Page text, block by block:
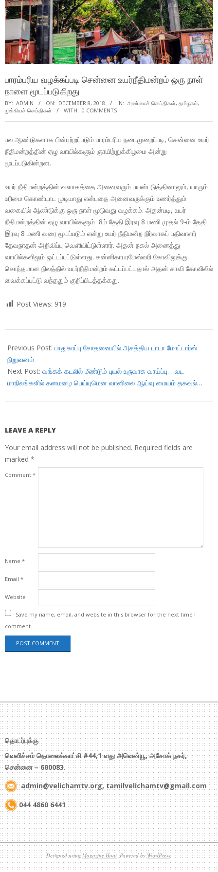
பாரம்பரிய வழக்கப்படி சென்னை உயர்நீதிமன்றம் ஒரு நாள்
நாளை மூடப்படுகிறது
BY: ADMIN ON: DECEMBER 8, 2018 IN: அண்மைச் செய்திகள், தமிழகம்,
முக்கியச் செய்திகள்
WITH: 0 COMMENTS
பல ஆண்டுகளாக பின்பற்றப்படும் பாரம்பரிய நடைமுறைப்படி, சென்னை உயர்
நீதிமன்றத்தின் ஏழு வாயில்களும் ஞாயிற்றுக்கிழமை அன்று
மூடப்படுகின்றன.
உயர் நீதிமன்றத்தின் வளாகத்தை அனைவரும் பயன்படுத்தினாலும், யாரும்
உரிமை கொண்டாட முடியாது என்பதை அனைவருக்கும் உணர்த்தும்
வகையில் ஆண்டுக்கு ஒரு நாள் மூடுவது வழக்கம். அதன்படி, உயர்
நீதிமன்றத்தின் ஏழு வாயில்களும் 8ம் தேதி இரவு 8 மணி முதல் 9-ம் தேதி
இரவு 8 மணி வரை மூடப்படும் என்று உயர் நீதிமன்ற நிர்வாகப் பதிவாளர்
தேவநாதன் அறிவிப்பு வெளியிட்டுள்ளார். அதன் நகல் அனைத்து
வாயில்களிலும் ஒட்டப்பட்டுள்ளது. கன்னிகாபரமேஸ்வரி கோவிலுக்கு
சொந்தமான நிலத்தில் உயர்நீதிமன்றம் கட்டப்பட்டதால் அதன் சாவி கோவிலில்
வைக்கப்பட்டு வந்ததும் குறிப்பிடத்தக்கது.
Post Views: 919
12-
08
Previous Post: பாதுகாப்பு சோதனையில் அசத்திய டாடா மோட்டார்ஸ்
நிறுவனம்
Next Post: வங்கக் கடலில் மீண்டும் புயல் உருவாக வாய்ப்பு… வட
மாநிலங்களில் கனமழை பெய்யுமென வானிலை ஆய்வு மையம் தகவல்…
LEAVE A REPLY
Your email address will not be published. Required fields are
marked *
Comment *
Name *
Email *
Website
Save my name, email, and website in this browser for the next time I
comment.
தொடர்புக்கு
வெளிச்சம் தொலைக்காட்சி #44,1 வது அவென்யூ, அசோக் நகர்,
சென்னை – 600083.
admin@velichamtv.org, tamilvelichamtv@gmail.com
044 4860 6441
Designed using Magazine Hoot. Powered byWordPress.